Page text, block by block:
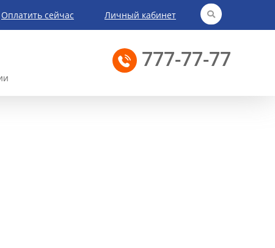
Оплатить сейчас Личный кабинет
777-77-77